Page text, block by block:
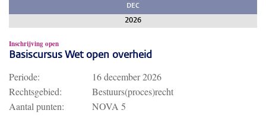
DEC
2026
Inschrijving open
Basiscursus Wet open overheid
Periode:
16 december 2026
Rechtsgebied:
Bestuurs(proces)recht
Aantal punten:
NOVA 5